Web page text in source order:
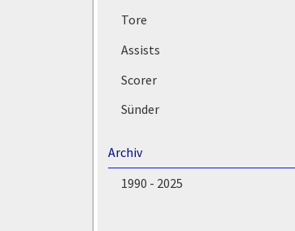
Tore
Assists
Scorer
Sünder
Archiv
1990 - 2025